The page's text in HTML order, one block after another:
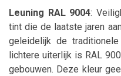
Leuning RAL 9004:
tint die de laatste jaren
geleidelijk de
lichtere uiterlijk is RAL
gebouwen. Deze kleur